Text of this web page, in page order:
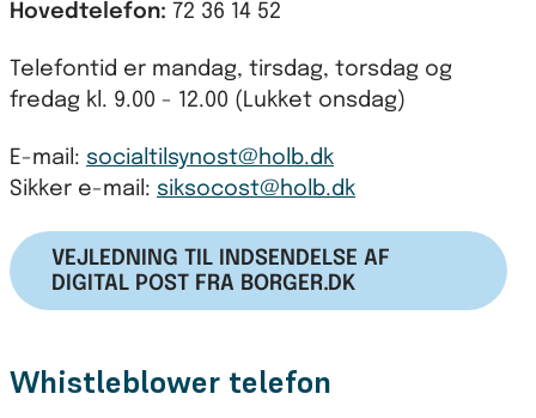
Hovedtelefon: 72 36 14 52
Telefontid er mandag, tirsdag, torsdag og
fredag kl. 9.00 - 12.00 (Lukket onsdag)
E-mail: socialtilsynost@holb.dk
Sikker e-mail: siksocost@holb.dk
VEJLEDNING TIL INDSENDELSE AF
DIGITAL POST FRA BORGER.DK
Whistleblower telefon